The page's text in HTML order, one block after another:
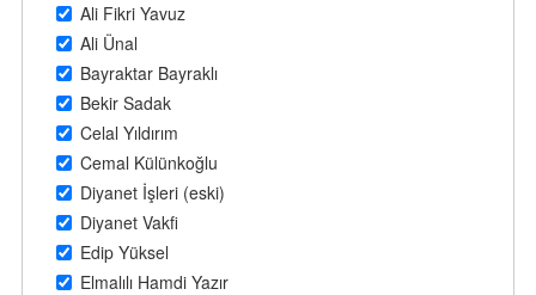
Ali Fikri Yavuz
Ali Ünal
Bayraktar Bayraklı
Bekir Sadak
Celal Yıldırım
Cemal Külünkoğlu
Diyanet İşleri (eski)
Diyanet Vakfi
Edip Yüksel
Elmalılı Hamdi Yazır